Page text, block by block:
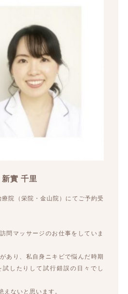
新實 千里
院（栄院・金山院）にてご予約受
問マッサージのお仕事をしていま
あり、私自身ニキビで悩んだ時期
したりして試行錯誤の日々でし
えないと思います。